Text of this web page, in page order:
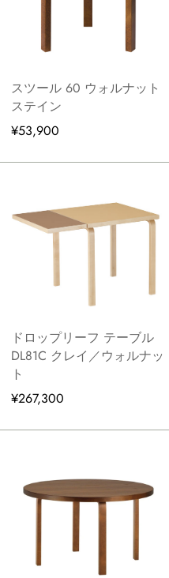
スツール 60 ウォルナット
ステイン
¥53,900
ドロップリーフ テーブル
DL81C クレイ／ウォルナッ
ト
¥267,300